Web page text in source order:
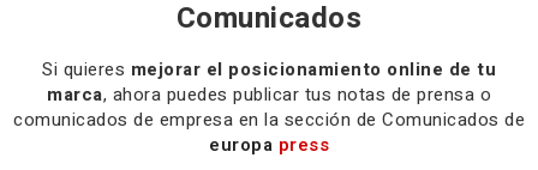
Comunicados
Si quieres mejorar el posicionamiento online de tu
marca, ahora puedes publicar tus notas de prensa o
comunicados de empresa en la sección de Comunicados de
europa press